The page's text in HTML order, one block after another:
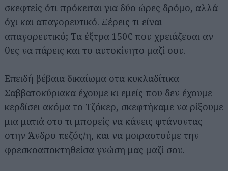
σκεφτείς ότι πρόκειται για δύο ώρες δρόμο, αλλά
όχι και απαγορευτικό. Ξέρεις τι είναι
απαγορευτικό; Τα έξτρα 150€ που χρειάζεσαι αν
θες να πάρεις και το αυτοκίνητο μαζί σου.
Επειδή βέβαια δικαίωμα στα κυκλαδίτικα
Σαββατοκύριακα έχουμε κι εμείς που δεν έχουμε
κερδίσει ακόμα το Τζόκερ, σκεφτήκαμε να ρίξουμε
μια ματιά στο τι μπορείς να κάνεις φτάνοντας
στην Άνδρο πεζός/η, και να μοιραστούμε την
φρεσκοαποκτηθείσα γνώση μας μαζί σου.